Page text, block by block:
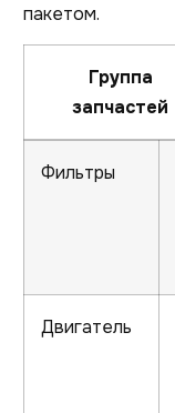
пакетом.
Группа
запчастей
Фильтры
Двигатель